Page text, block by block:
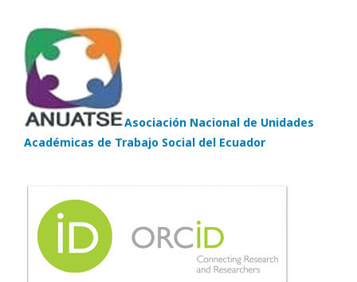
Asociación Nacional de Unidades
Académicas de Trabajo Social del Ecuador